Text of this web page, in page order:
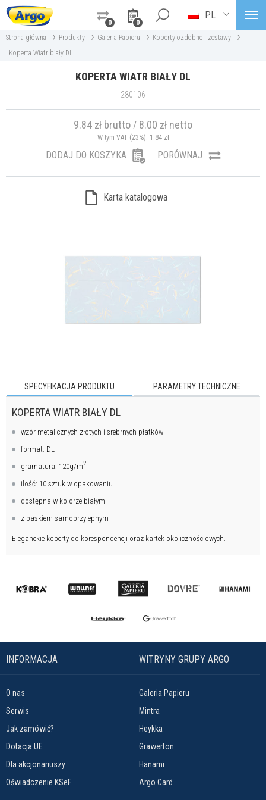
0
0
PL
Strona główna › Produkty › Galeria Papieru › Koperty ozdobne i zestawy ›
Koperta Wiatr biały DL
KOPERTA WIATR BIAŁY DL
280106
9.84 zł brutto / 8.00 zł netto
W tym VAT (23%): 1.84zł
DODAJ DO KOSZYKA PORÓWNAJ
Karta katalogowa
SPECYFIKACJA PRODUKTU PARAMETRY TECHNICZNE
KOPERTA WIATR BIAŁY DL
wzór metalicznych złotych i srebrnych płatków
format: DL
gramatura: 120g/m2
ilość: 10 sztuk w opakowaniu
dostępna w kolorze białym
z paskiem samoprzylepnym
Eleganckie koperty do korespondencji oraz kartek okolicznościowych.
INFORMACJA
O nas
Serwis
Jak zamówić?
Dotacja UE
Dla akcjonariuszy
Oświadczenie KSeF
WITRYNY GRUPY ARGO
Galeria Papieru
Mintra
Heykka
Grawerton
Hanami
Argo Card